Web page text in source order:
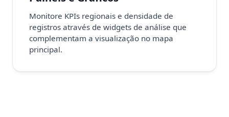
Monitore KPIs regionais e densidade de
registros através de widgets de análise que
complementam a visualização no mapa
principal.